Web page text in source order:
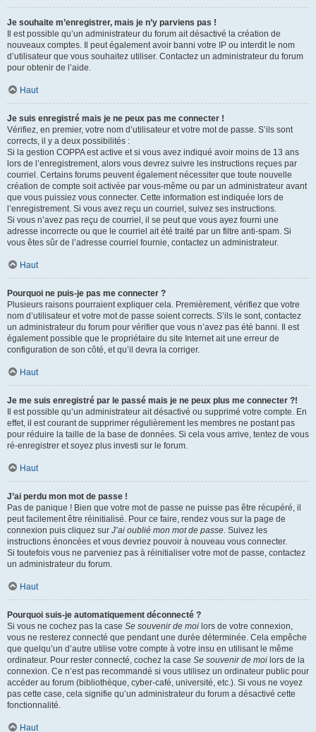
Je souhaite m’enregistrer, mais je n’y parviens pas !
Il est possible qu’un administrateur du forum ait désactivé la création de
nouveaux comptes. Il peut également avoir banni votre IP ou interdit le nom
d’utilisateur que vous souhaitez utiliser. Contactez un administrateur du forum
pour obtenir de l’aide.
Haut
Je suis enregistré mais je ne peux pas me connecter !
Vérifiez, en premier, votre nom d’utilisateur et votre mot de passe. S’ils sont
corrects, il y a deux possibilités :
Si la gestion COPPA est active et si vous avez indiqué avoir moins de 13 ans
lors de l’enregistrement, alors vous devrez suivre les instructions reçues par
courriel. Certains forums peuvent également nécessiter que toute nouvelle
création de compte soit activée par vous-même ou par un administrateur avant
que vous puissiez vous connecter. Cette information est indiquée lors de
l’enregistrement. Si vous avez reçu un courriel, suivez ses instructions.
Si vous n’avez pas reçu de courriel, il se peut que vous ayez fourni une
adresse incorrecte ou que le courriel ait été traité par un filtre anti-spam. Si
vous êtes sûr de l’adresse courriel fournie, contactez un administrateur.
Haut
Pourquoi ne puis-je pas me connecter ?
Plusieurs raisons pourraient expliquer cela. Premièrement, vérifiez que votre
nom d’utilisateur et votre mot de passe soient corrects. S’ils le sont, contactez
un administrateur du forum pour vérifier que vous n’avez pas été banni. Il est
également possible que le propriétaire du site Internet ait une erreur de
configuration de son côté, et qu’il devra la corriger.
Haut
Je me suis enregistré par le passé mais je ne peux plus me connecter ?!
Il est possible qu’un administrateur ait désactivé ou supprimé votre compte. En
effet, il est courant de supprimer régulièrement les membres ne postant pas
pour réduire la taille de la base de données. Si cela vous arrive, tentez de vous
ré-enregistrer et soyez plus investi sur le forum.
Haut
J’ai perdu mon mot de passe !
Pas de panique ! Bien que votre mot de passe ne puisse pas être récupéré, il
peut facilement être réinitialisé. Pour ce faire, rendez vous sur la page de
connexion puis cliquez sur J’ai oublié mon mot de passe. Suivez les
instructions énoncées et vous devriez pouvoir à nouveau vous connecter.
Si toutefois vous ne parveniez pas à réinitialiser votre mot de passe, contactez
un administrateur du forum.
Haut
Pourquoi suis-je automatiquement déconnecté ?
Si vous ne cochez pas la case Se souvenir de moi lors de votre connexion,
vous ne resterez connecté que pendant une durée déterminée. Cela empêche
que quelqu’un d’autre utilise votre compte à votre insu en utilisant le même
ordinateur. Pour rester connecté, cochez la case Se souvenir de moi lors de la
connexion. Ce n’est pas recommandé si vous utilisez un ordinateur public pour
accéder au forum (bibliothèque, cyber-café, université, etc.). Si vous ne voyez
pas cette case, cela signifie qu’un administrateur du forum a désactivé cette
fonctionnalité.
Haut